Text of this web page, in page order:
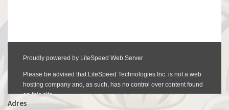
Adres